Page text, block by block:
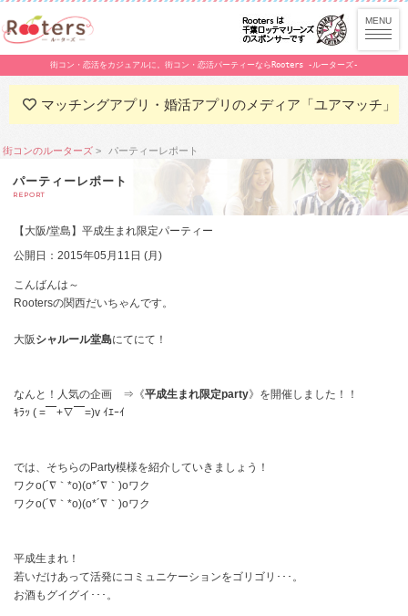
街コン・恋活をカジュアルに。街コン・恋活パーティーならRooters -ルーターズ-
マッチングアプリ・婚活アプリのメディア「ユアマッチ」
街コンのルーターズ パーティーレポート
パーティーレポート
REPORT
【大阪/堂島】平成生まれ限定パーティー
公開日：2015年05月11日 (月)
こんばんは～
Rootersの関西だいちゃんです。
大阪 シャルール堂島にてにて！
なんと！人気の企画 ⇒《平成生まれ限定party》を開催しました！！
ｷﾗｯ ( =￣+∇￣=)v ｲｴｰｲ
では、そちらのParty模様を紹介していきましょう！
ワクo(´∇｀*o)(o*´∇｀)oワク
ワクo(´∇｀*o)(o*´∇｀)oワク
平成生まれ！
若いだけあって活発にコミュニケーションをゴリゴリ･･･。
お酒もグイグイ･･･。